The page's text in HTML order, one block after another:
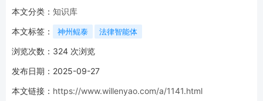
本文分类： 知识库
本文标签：
神州鲲泰 法律智能体
浏览次数： 324 次浏览
发布日期：2025-09-27
本文链接： https://www.willenyao.com/a/1141.html